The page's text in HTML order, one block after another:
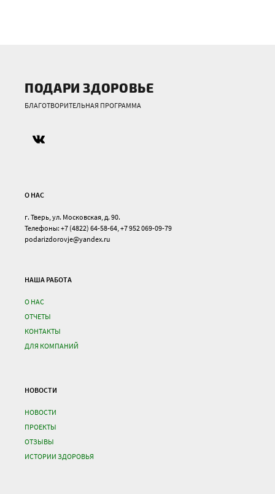
ПОДАРИ ЗДОРОВЬЕ
БЛАГОТВОРИТЕЛЬНАЯ ПРОГРАММА
О НАС
г. Тверь, ул. Московская, д. 90.
Телефоны: +7 (4822) 64-58-64, +7 952 069-09-79
podarizdorovje@yandex.ru
НАША РАБОТА
О НАС
ОТЧЕТЫ
КОНТАКТЫ
ДЛЯ КОМПАНИЙ
НОВОСТИ
НОВОСТИ
ПРОЕКТЫ
ОТЗЫВЫ
ИСТОРИИ ЗДОРОВЬЯ